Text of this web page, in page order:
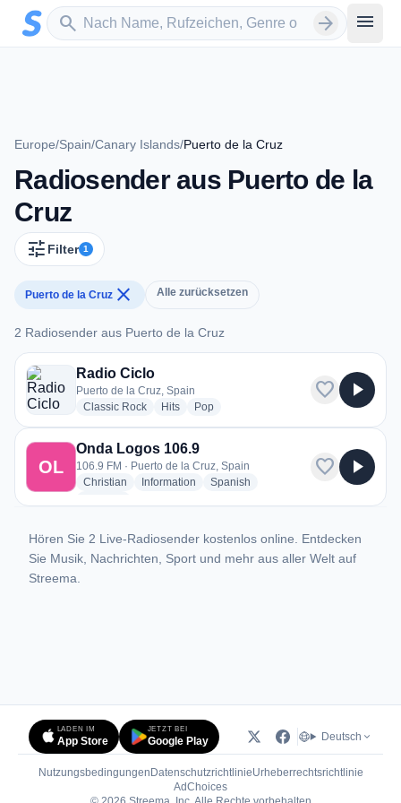
Zum Hauptinhalt springen
search
Sender suchen arrow_forward menu
Europe/Spain/Canary Islands/Puerto de la Cruz
Radiosender aus Puerto de la
Cruz
tune Filter 1
Puerto de la Cruz close Alle zurücksetzen
2 Radiosender aus Puerto de la Cruz
2 Radiosender aus Puerto de la Cruz
Radio Ciclo
Puerto de la Cruz, Spain
Classic Rockradio stations
Hitsradio stations
Popradio stations
favorite play_arrow
OL
Onda Logos 106.9
106.9 FM · Puerto de la Cruz, Spain
Christian radio stations
Information radio stations
Spanish
favorite play_arrow
Hören Sie 2 Live-Radiosender kostenlos online. Entdecken
Sie Musik, Nachrichten, Sport und mehr aus aller Welt auf
Streema.
LADEN IM
App Store
JETZT BEI
Google Play Deutsch
Nutzungsbedingungen DatenschutzrichtlinieUrheberrechtsrichtlinie
AdChoices(öffnet in neuem Tab)